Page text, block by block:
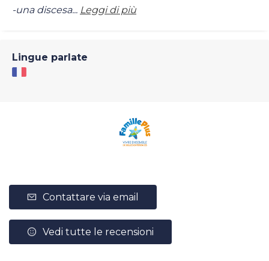
-una discesa... Leggi di più
Lingue parlate
Contattare via email
Vedi tutte le recensioni